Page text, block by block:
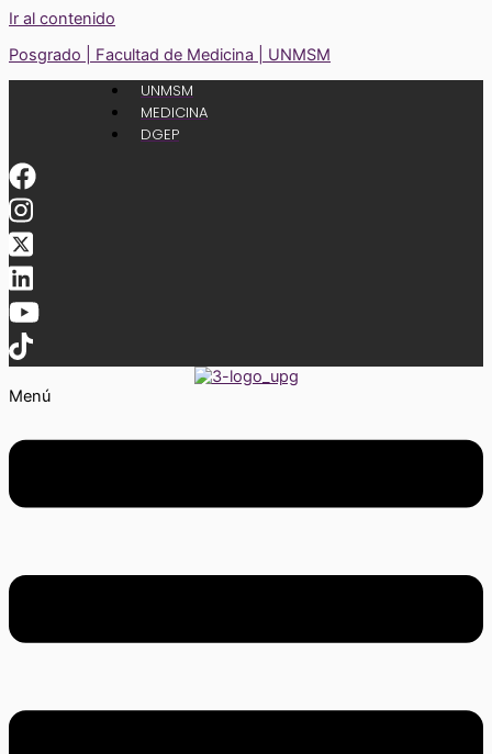
Ir al contenido
Posgrado | Facultad de Medicina | UNMSM
UNMSM
MEDICINA
DGEP
Menú